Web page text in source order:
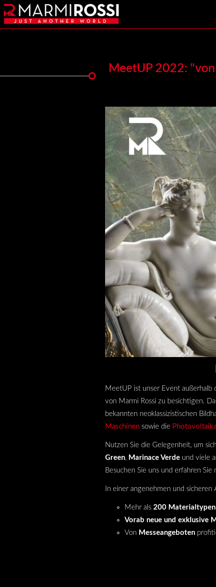
MeetUP 2022:
MeetUP ist unser Event außerhalb
von Marmi Rossi zu besichtigen.
bekannten neoklassizistischen
Maschinensowie die
Nutzen Sie die Gelegenheit, um
Green, Marinace Verdeund viele
Besuchen Sie uns und erfahren
In einer angenehmen und sicheren
Mehr als 200 Materialtypen
Vorab neue und exklusive
Von Messeangeboten